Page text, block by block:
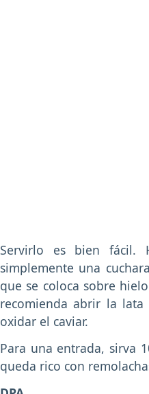
Servirlo es bien fácil.
simplemente una
que se coloca sobre
recomienda abrir la
oxidar el caviar.
Para una entrada, sirva
queda rico con